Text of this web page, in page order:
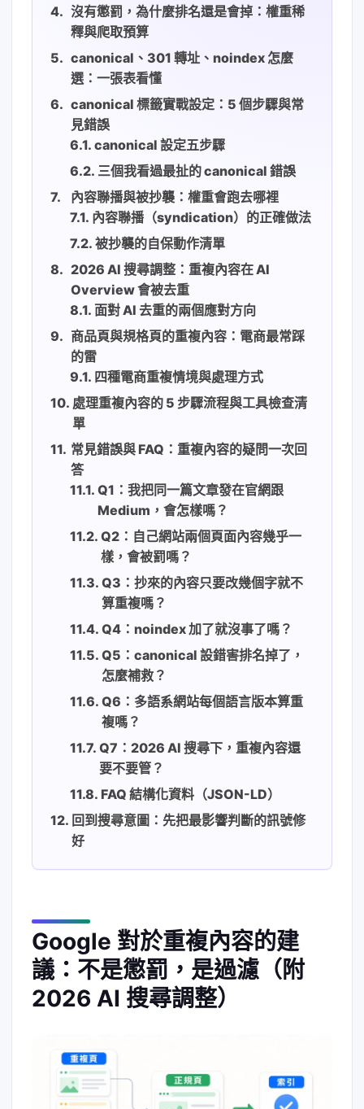
沒有懲罰，為什麼排名還是會掉：權重稀
釋與爬取預算
canonical、301 轉址、noindex 怎麼
選：一張表看懂
canonical 標籤實戰設定：5 個步驟與常
見錯誤
canonical 設定五步驟
三個我看過最扯的 canonical 錯誤
內容聯播與被抄襲：權重會跑去哪裡
內容聯播（syndication）的正確做法
被抄襲的自保動作清單
2026 AI 搜尋調整：重複內容在 AI
Overview 會被去重
面對 AI 去重的兩個應對方向
商品頁與規格頁的重複內容：電商最常踩
的雷
四種電商重複情境與處理方式
處理重複內容的 5 步驟流程與工具檢查清
單
常見錯誤與 FAQ：重複內容的疑問一次回
答
Q1：我把同一篇文章發在官網跟
Medium，會怎樣嗎？
Q2：自己網站兩個頁面內容幾乎一
樣，會被罰嗎？
Q3：抄來的內容只要改幾個字就不
算重複嗎？
Q4：noindex 加了就沒事了嗎？
Q5：canonical 設錯害排名掉了，
怎麼補救？
Q6：多語系網站每個語言版本算重
複嗎？
Q7：2026 AI 搜尋下，重複內容還
要不要管？
FAQ 結構化資料（JSON-LD）
回到搜尋意圖：先把最影響判斷的訊號修
好
Google 對於重複內容的建
議：不是懲罰，是過濾（附
2026 AI 搜尋調整）